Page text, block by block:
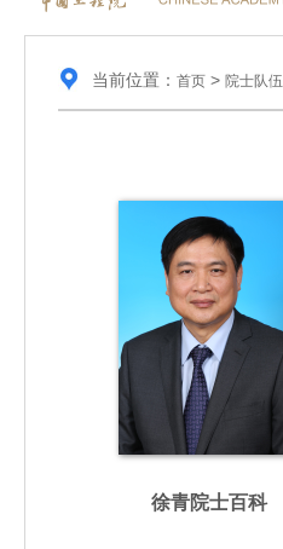
当前位置： 首页> 院士队伍
徐青院士百科